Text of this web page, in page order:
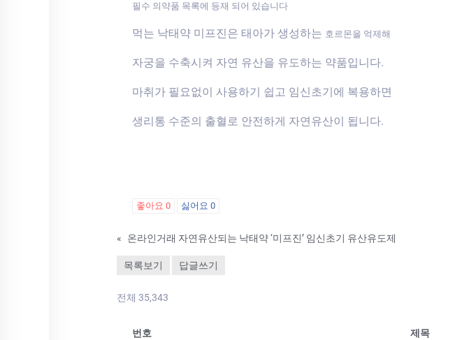
필수 의약품 목록에 등재 되어 있습니다
먹는 낙태약 미프진은 태아가 생성하는 호르몬을 억제해
자궁을 수축시켜 자연 유산을 유도하는 약품입니다.
마취가 필요없이 사용하기 쉽고 임신초기에 복용하면
생리통 수준의 출혈로 안전하게 자연유산이 됩니다.
좋아요 0 싫어요 0
« 온라인거래 자연유산되는 낙태약 ‘미프진’ 임신초기 유산유도제
목록보기 답글쓰기
전체 35,343
번호 제목